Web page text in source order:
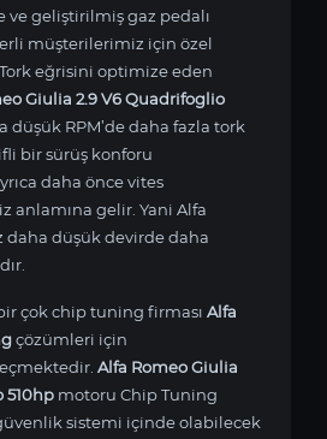
geliştirilmiş gaz pedalı
müşterilerimiz için özel
Tork eğrisini optimize eden
Giulia 2.9 V6 Quadrifoglio
düşük RPM’de daha fazla tork
bir sürüş konforu
daha önce vites
anlamına gelir. Yani Alfa
daha düşük devirde daha
çok chip tuning firması Alfa
çözümleri için
Alfa Romeo Giulia
510hp motoru Chip Tuning
sistemi içinde olabilecek